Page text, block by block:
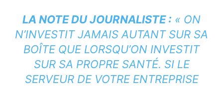
LA NOTE DU JOURNALISTE : « ON
N’INVESTIT JAMAIS AUTANT SUR SA
BOÎTE QUE LORSQU’ON INVESTIT
SUR SA PROPRE SANTÉ. SI LE
SERVEUR DE VOTRE ENTREPRISE